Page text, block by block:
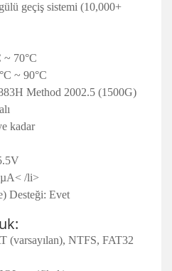
geçiş sistemi (10,000+
~ 70°C
~ 90°C
Method 2002.5 (1500G)
kadar
/li>
Desteği: Evet
(varsayılan), NTFS, FAT32